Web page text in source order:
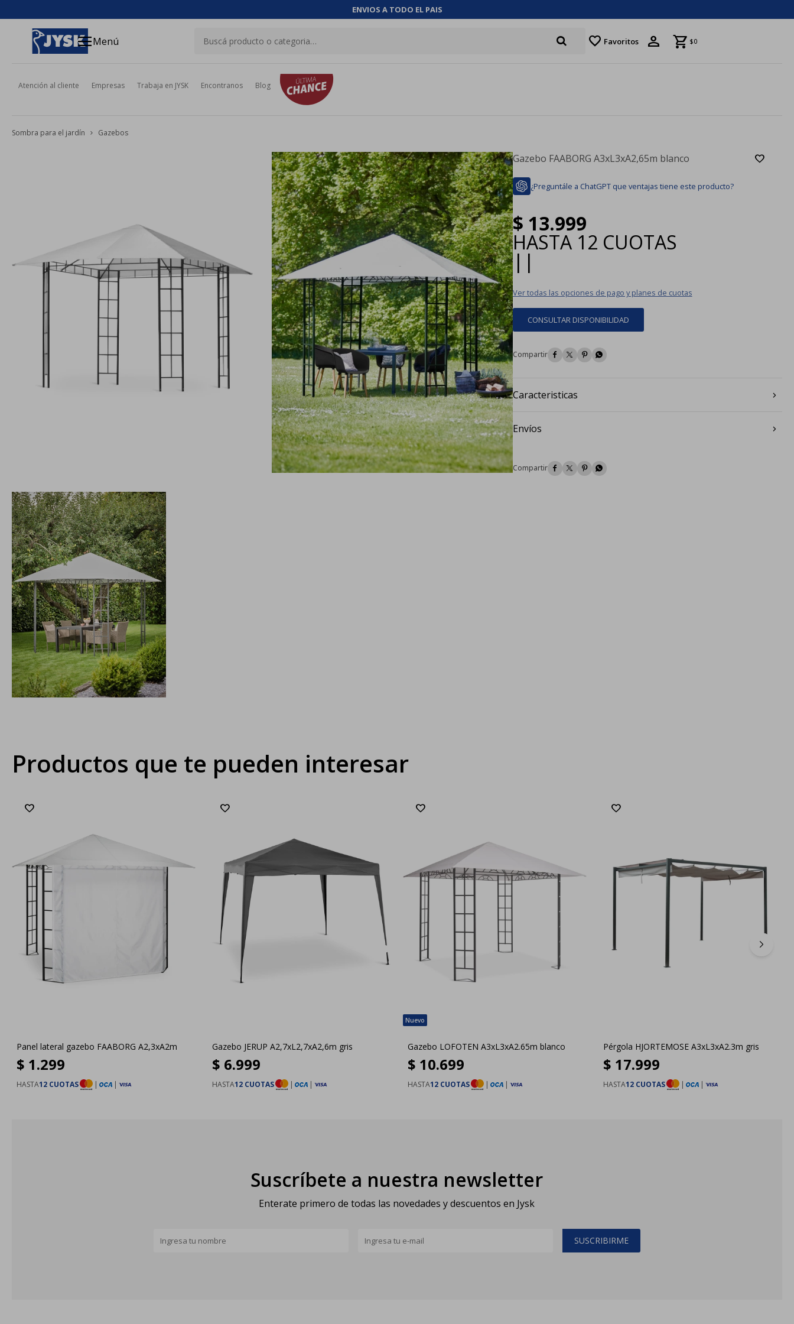
ENVIOS A TODO EL PAIS
menuMenú favorite Favoritos $0
Atención al cliente Empresas Trabaja en JYSK Encontranos Blog
Sombra para el jardín Gazebos
Gazebo FAABORG A3xL3xA2,65m blanco
¿Preguntále a ChatGPT que ventajas tiene este producto?
$ 13.999
HASTA 12 CUOTAS
| |
Ver todas las opciones de pago y planes de cuotas
CONSULTAR DISPONIBILIDAD
   
Caracteristicas
Envíos
   
Productos que te pueden interesar
Panel lateral gazebo FAABORG A2,3xA2m
$ 1.299
HASTA12 CUOTAS | |
Gazebo JERUP A2,7xL2,7xA2,6m gris
$ 6.999
HASTA12 CUOTAS | |
Gazebo LOFOTEN A3xL3xA2.65m blanco
$ 10.699
HASTA12 CUOTAS | |
Pérgola HJORTEMOSE A3xL3xA2.3m gris
$ 17.999
HASTA12 CUOTAS | |
Suscríbete a nuestra newsletter
Enterate primero de todas las novedades y descuentos en Jysk
SUSCRIBIRME
close